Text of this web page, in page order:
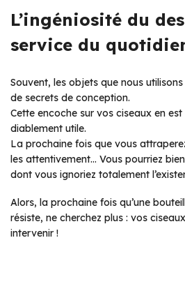
L’ingéniosité du
service du
Souvent, les objets que nous
de secrets de conception.
Cette encoche sur vos ciseaux en
diablement utile.
La prochaine fois que vous
les attentivement… Vous pourriez
dont vous ignoriez totalement
Alors, la prochaine fois qu’une
résiste, ne cherchez plus : vos
intervenir !